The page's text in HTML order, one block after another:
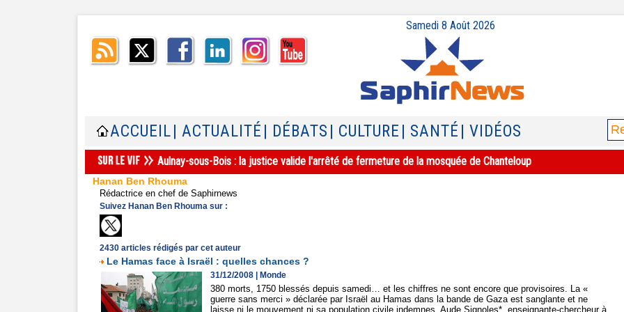
Samedi 8 Août 2026
ACCUEIL | ACTUALITÉ | DÉBATS | CULTURE | SANTÉ | VIDÉOS
Aulnay-sous-Bois : la justice valide l'arrêté de fermeture de la mosquée de Chanteloup
Hanan Ben Rhouma
Rédactrice en chef de Saphirnews
Suivez Hanan Ben Rhouma sur :
2430 articles rédigés par cet auteur
Le Hamas face à Israël : quelles chances ?
31/12/2008 Monde
380 morts, 1750 blessés depuis samedi… et les chiffres ne sont encore que provisoires. La «
guerre sans merci » déclarée par Israël au Hamas dans la bande de Gaza est sanglante et ne
laisse ni le mouvement ni sa population civile indemnes. Aude Signoles*, enseignante-chercheur à